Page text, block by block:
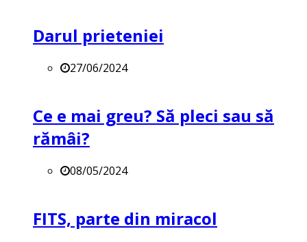
Darul prieteniei
27/06/2024
Ce e mai greu? Să pleci sau să
rămâi?
08/05/2024
FITS, parte din miracol